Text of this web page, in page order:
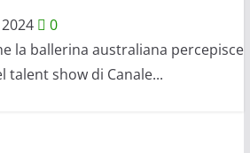
0
la ballerina australiana percepisce
talent show di Canale...